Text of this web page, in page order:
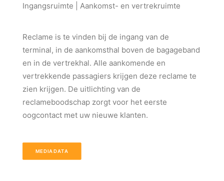
Ingangsruimte | Aankomst- en vertrekruimte
Reclame is te vinden bij de ingang van de
terminal, in de aankomsthal boven de bagageband
en in de vertrekhal. Alle aankomende en
vertrekkende passagiers krijgen deze reclame te
zien krijgen. De uitlichting van de
reclameboodschap zorgt voor het eerste
oogcontact met uw nieuwe klanten.
MEDIADATA